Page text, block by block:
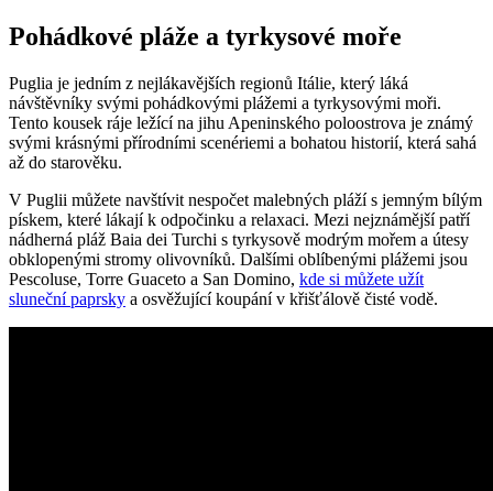
Pohádkové pláže a tyrkysové moře
Puglia je jedním z nejlákavějších regionů Itálie, který láká
návštěvníky svými pohádkovými plážemi a tyrkysovými moři.
Tento kousek ráje ležící na jihu Apeninského poloostrova je známý
svými krásnými přírodními scenériemi a bohatou historií, která sahá
až do starověku.
V Puglii můžete navštívit nespočet malebných pláží s jemným bílým
pískem, které lákají k odpočinku a relaxaci. Mezi nejznámější patří
nádherná pláž Baia dei Turchi s tyrkysově modrým mořem a útesy
obklopenými stromy olivovníků. Dalšími oblíbenými plážemi jsou
Pescoluse, Torre Guaceto a San Domino, kde si můžete užít
sluneční paprsky a osvěžující koupání v křišťálově čisté vodě.